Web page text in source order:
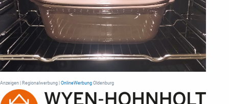
Anzeigen | Regionalwerbung | OnlineWerbung Oldenburg